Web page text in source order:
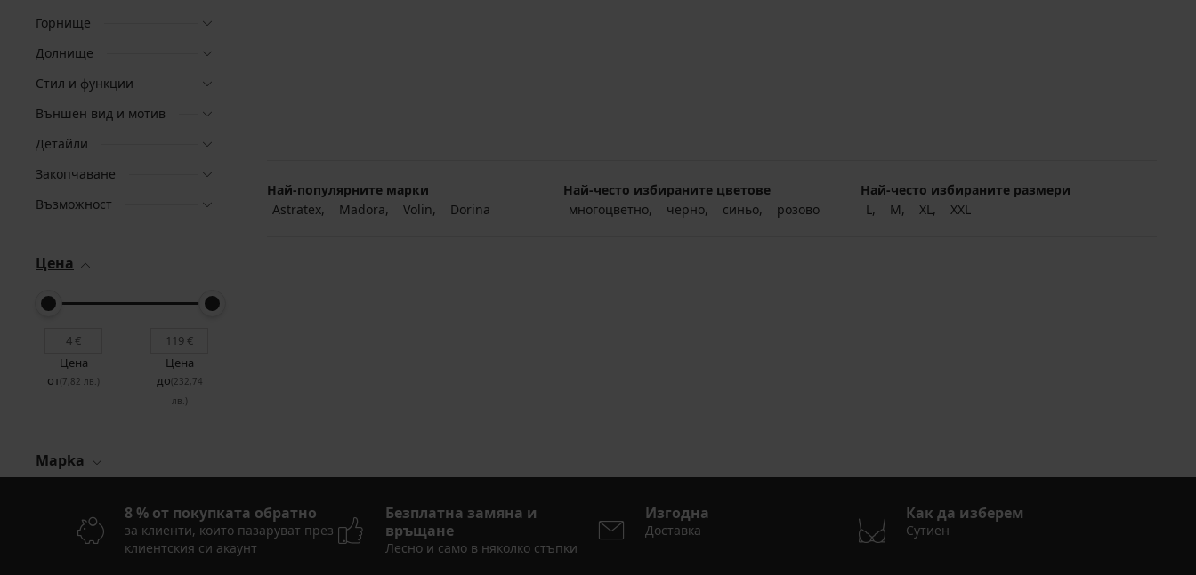
Горнище
Долнище
Стил и функции
Външен вид и мотив
Детайли
Закопчаване
Възможност
Цена
Цена
от(7,82 лв.)
Цена
до(232,74
лв.)
Mapka
Най-популярните марки
Astratex
Madora Volin Dorina
Най-често избираните цветове
многоцветно
черно синьо розово
Най-често избираните размери
L
M XL XXL
8 % от покупката обратно
за клиенти, които пазаруват през
клиентския си акаунт
Безплатна замяна и
връщане
Лесно и само в няколко стъпки
Изгодна
Доставка
Как да изберем
Сутиен